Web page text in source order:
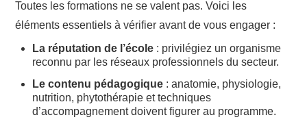
Toutes les formations ne se valent pas. Voici les
éléments essentiels à vérifier avant de vous engager :
La réputation de l’école : privilégiez un organisme
reconnu par les réseaux professionnels du secteur.
Le contenu pédagogique : anatomie, physiologie,
nutrition, phytothérapie et techniques
d’accompagnement doivent figurer au programme.